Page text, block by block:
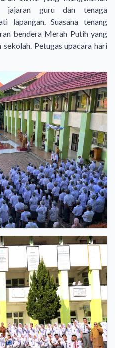
jajaran guru dan tenaga
lapangan. Suasana tenang
bendera Merah Putih yang
Petugas upacara hari